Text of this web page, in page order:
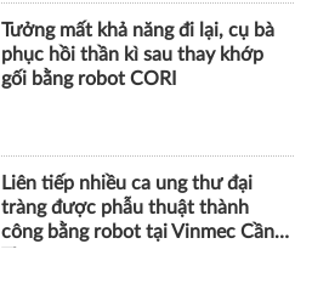
Tưởng mất khả năng đi lại, cụ bà
phục hồi thần kì sau thay khớp
gối bằng robot CORI
Liên tiếp nhiều ca ung thư đại
tràng được phẫu thuật thành
công bằng robot tại Vinmec Cần